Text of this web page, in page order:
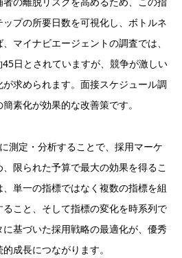
プの所要日数を可視化し、ボトルネ
マイナビエージェントの調査では、
日とされていますが、競争が激しい
求められます。面接スケジュール調
素化が効果的な改善策です。
測定・分析することで、採用マーケ
限られた予算で最大の効果を得るこ
単一の指標ではなく複数の指標を組
こと、そして指標の変化を時系列で
基づいた採用戦略の最適化が、優秀
成長につながります。